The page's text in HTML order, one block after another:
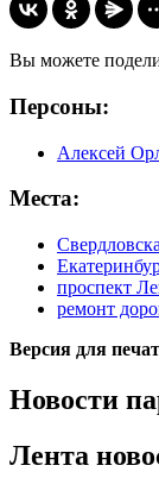
Вы можете
Персоны:
Алексей
Места:
проспект
ремонт
Версия для
Новости
Лента